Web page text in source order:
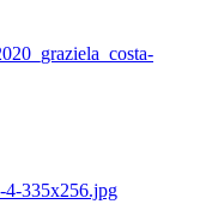
4-335x256.jpg